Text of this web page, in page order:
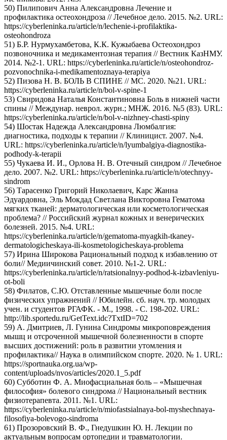
50) Пилипович Анна Александровна Лечение и
профилактика остеохондроза // Лечебное дело. 2015. №2. URL:
https://cyberleninka.ru/article/n/lechenie-i-profilaktika-
osteohondroza
51) Б.Р. Нурмухамбетова, К.К. Кужыбаева Остеохондроз
позвоночника и медикаментозная терапия // Вестник КазНМУ.
2014. №2-1. URL: https://cyberleninka.ru/article/n/osteohondroz-
pozvonochnika-i-medikamentoznaya-terapiya
52) Пизова Н. В. БОЛЬ В СПИНЕ // МС. 2020. №21. URL:
https://cyberleninka.ru/article/n/bol-v-spine-1
53) Свиридова Наталья Константиновна Боль в нижней части
спины // Междунар. неврол. журн.; МНЖ. 2016. №5 (83). URL:
https://cyberleninka.ru/article/n/bol-v-nizhney-chasti-spiny
54) Шостак Надежда Александровна Люмбалгия:
диагностика, подходы к терапии // Клиницист. 2007. №4.
URL: https://cyberleninka.ru/article/n/lyumbalgiya-diagnostika-
podhody-k-terapii
55) Чукаева И. И., Орлова Н. В. Отечный синдром // Лечебное
дело. 2007. №2. URL: https://cyberleninka.ru/article/n/otechnyy-
sindrom
56) Тарасенко Григорий Николаевич, Карс Жанна
Эдуардовна, Эль Мокдад Светлана Викторовна Гематома
мягких тканей: дерматологическая или косметологическая
проблема? // Российский журнал кожных и венерических
болезней. 2015. №4. URL:
https://cyberleninka.ru/article/n/gematoma-myagkih-tkaney-
dermatologicheskaya-ili-kosmetologicheskaya-problema
57) Ирина Широкова Рациональный подход к избавлению от
боли// Медиичинский совет. 2010. №1-2. URL:
https://cyberleninka.ru/article/n/ratsionalnyy-podhod-k-izbavleniyu-
ot-boli
58) Филатов, С.Ю. Отставленные мышечные боли после
физических упражнений // Юбилейн. сб. науч. тр. молодых
учен. и студентов РГАФК. - М., 1998. - С. 198-202. URL:
http://lib.sportedu.ru/GetText.idc?TxtID=702
59) А. Дмитриев, Л. Гунина Синдромы микроповреждения
мышц и отсроченной мышечной болезненности в спорте
высших достижений: роль в развитии утомления и
профилактика// Наука в олимпийском спорте. 2020. № 1. URL:
https://sportnauka.org.ua/wp-
content/uploads/nvos/articles/2020.1_5.pdf
60) Субботин Ф. А. Миофасциальная боль – «Мышечная
философия» болевого синдрома // Национальный вестник
физиотерапевта. 2011. №1. URL:
https://cyberleninka.ru/article/n/miofastsialnaya-bol-myshechnaya-
filosofiya-bolevogo-sindroma
61) Прозоровский В. Ф., Гнедушкин Ю. Н. Лекции по
актуальным вопросам ортопедии и травматологии.